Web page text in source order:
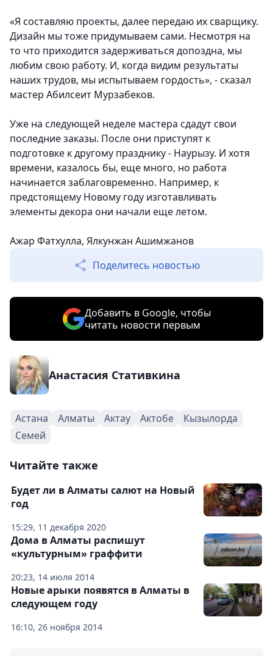
«Я составляю проекты, далее передаю их сварщику.
Дизайн мы тоже придумываем сами. Несмотря на
то что приходится задерживаться допоздна, мы
любим свою работу. И, когда видим результаты
наших трудов, мы испытываем гордость», - сказал
мастер Абилсеит Мурзабеков.
Уже на следующей неделе мастера сдадут свои
последние заказы. После они приступят к
подготовке к другому празднику - Наурызу. И хотя
времени, казалось бы, еще много, но работа
начинается заблаговременно. Например, к
предстоящему Новому году изготавливать
элементы декора они начали еще летом.
Ажар Фатхулла, Ялкунжан Ашимжанов
Поделитесь новостью
Добавить в Google, чтобы
читать новости первым
Анастасия Стативкина
Астана Алматы Актау Актобе
Кызылорда
Семей
Читайте также
15:29, 11 декабря 2020
Будет ли в Алматы салют на Новый
год
20:23, 14 июля 2014
Дома в Алматы распишут
«культурным» граффити
16:10, 26 ноября 2014
Новые арыки появятся в Алматы в
следующем году